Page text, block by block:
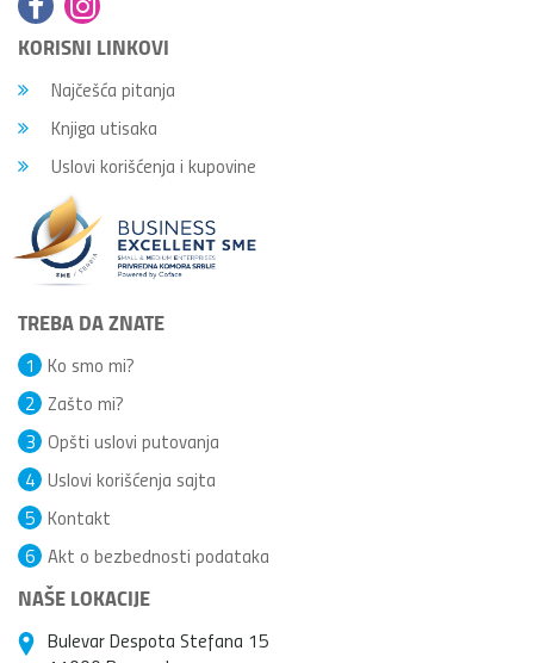
KORISNI LINKOVI
Najčešća pitanja
Knjiga utisaka
Uslovi korišćenja i kupovine
TREBA DA ZNATE
Ko smo mi?
1
Zašto mi?
2
Opšti uslovi putovanja
3
Uslovi korišćenja sajta
4
Kontakt
5
Akt o bezbednosti podataka
6
NAŠE LOKACIJE
Bulevar Despota Stefana 15